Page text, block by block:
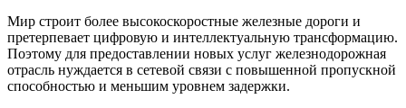
Мир строит более высокоскоростные железные дороги и
претерпевает цифровую и интеллектуальную трансформацию.
Поэтому для предоставлении новых услуг железнодорожная
отрасль нуждается в сетевой связи с повышенной пропускной
способностью и меньшим уровнем задержки.